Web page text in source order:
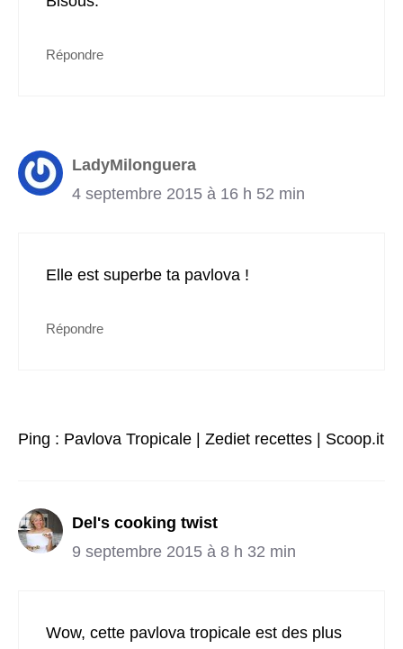
Répondre
LadyMilonguera
4 septembre 2015 à 16 h 52 min
Elle est superbe ta pavlova !
Répondre
Ping : Pavlova Tropicale | Zediet recettes | Scoop.it
Del's cooking twist
9 septembre 2015 à 8 h 32 min
Wow, cette pavlova tropicale est des plus